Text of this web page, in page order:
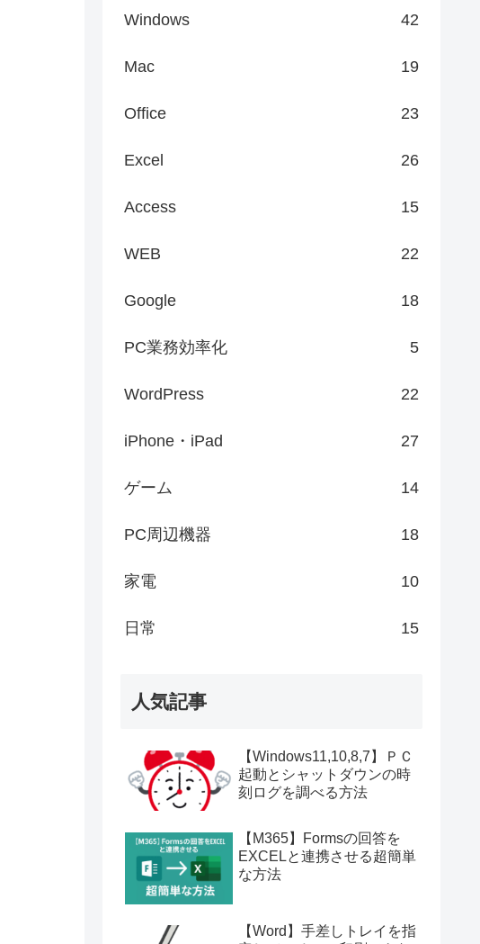
Windows 42
Mac 19
Office 23
Excel 26
Access 15
WEB 22
Google 18
PC業務効率化 5
WordPress 22
iPhone・iPad 27
ゲーム 14
PC周辺機器 18
家電 10
日常 15
人気記事
【Windows11,10,8,7】ＰＣ
起動とシャットダウンの時
刻ログを調べる方法
【M365】Formsの回答を
EXCELと連携させる超簡単
な方法
【Word】手差しトレイを指